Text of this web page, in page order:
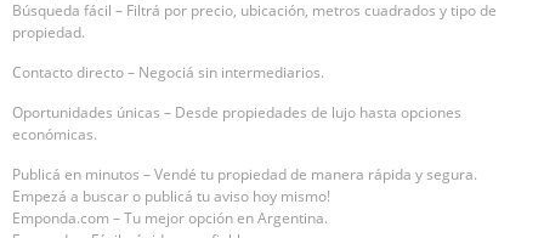
Búsqueda fácil – Filtrá por precio, ubicación, metros cuadrados y tipo de
propiedad.
Contacto directo – Negociá sin intermediarios.
Oportunidades únicas – Desde propiedades de lujo hasta opciones
económicas.
Publicá en minutos – Vendé tu propiedad de manera rápida y segura.
Empezá a buscar o publicá tu aviso hoy mismo!
Emponda.com – Tu mejor opción en Argentina.